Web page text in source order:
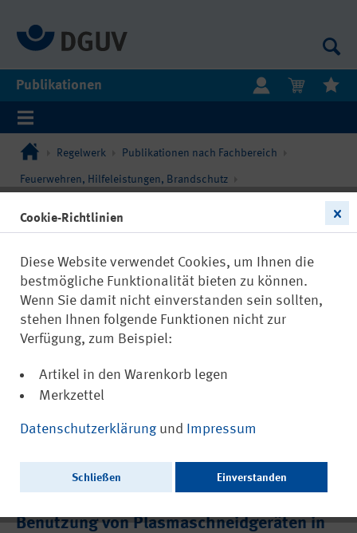
Publikationen
Regelwerk Publikationen nach Fachbereich
Feuerwehren, Hilfeleistungen, Brandschutz
Benutzung von Plasmaschneidgeräten in
Cookie-Richtlinien
Diese Website verwendet Cookies, um Ihnen die
bestmögliche Funktionalität bieten zu können.
Wenn Sie damit nicht einverstanden sein sollten,
stehen Ihnen folgende Funktionen nicht zur
Verfügung, zum Beispiel:
Artikel in den Warenkorb legen
Merkzettel
Datenschutzerklärung und Impressum
Schließen Einverstanden